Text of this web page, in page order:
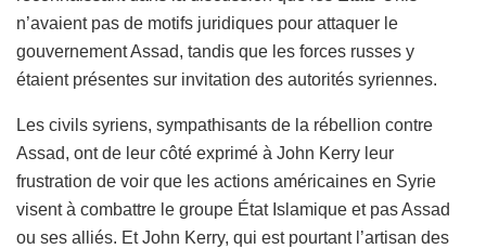
n’avaient pas de motifs juridiques pour attaquer le
gouvernement Assad, tandis que les forces russes y
étaient présentes sur invitation des autorités syriennes.
Les civils syriens, sympathisants de la rébellion contre
Assad, ont de leur côté exprimé à John Kerry leur
frustration de voir que les actions américaines en Syrie
visent à combattre le groupe État Islamique et pas Assad
ou ses alliés. Et John Kerry, qui est pourtant l’artisan des